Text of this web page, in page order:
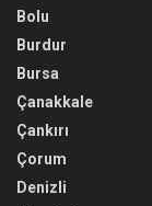
Bolu
Burdur
Bursa
Çanakkale
Çankırı
Çorum
Denizli